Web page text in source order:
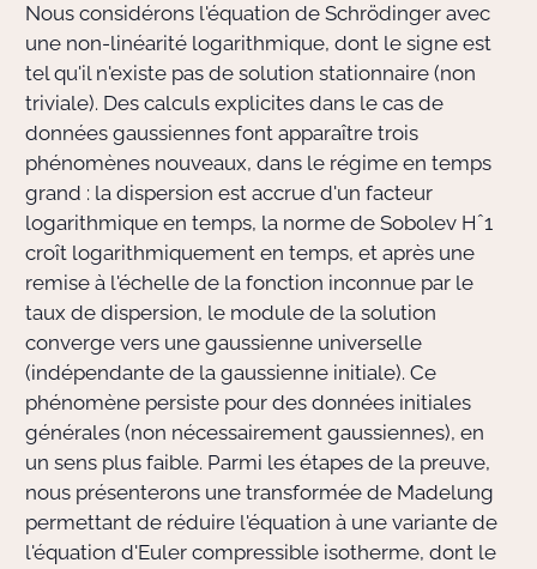
Doctorant·e·s
Bibliothèque
Informatique
Nous considérons l'équation de Schrödinger avec
une non-linéarité logarithmique, dont le signe est
tel qu'il n'existe pas de solution stationnaire (non
triviale). Des calculs explicites dans le cas de
données gaussiennes font apparaître trois
phénomènes nouveaux, dans le régime en temps
grand : la dispersion est accrue d'un facteur
logarithmique en temps, la norme de Sobolev Hˆ1
croît logarithmiquement en temps, et après une
remise à l'échelle de la fonction inconnue par le
taux de dispersion, le module de la solution
converge vers une gaussienne universelle
(indépendante de la gaussienne initiale). Ce
phénomène persiste pour des données initiales
générales (non nécessairement gaussiennes), en
un sens plus faible. Parmi les étapes de la preuve,
nous présenterons une transformée de Madelung
permettant de réduire l'équation à une variante de
l'équation d'Euler compressible isotherme, dont le